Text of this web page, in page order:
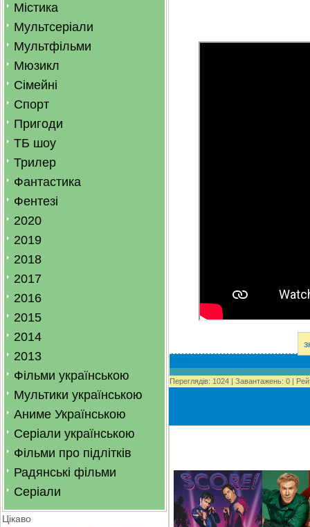
Містика
Мультсеріали
Мультфільми
Мюзикл
Сімейні
Спорт
Пригоди
ТБ шоу
Трилер
Фантастика
Фентезі
2020
2019
2018
2017
2016
2015
2014
2013
Фільми українською
Мультики українською
Аниме Українською
Серіали українською
Фільми про підлітків
Радянські фільми
Серіали
Цікаво
Переглядів: 1024 | Завантажень: 0 |